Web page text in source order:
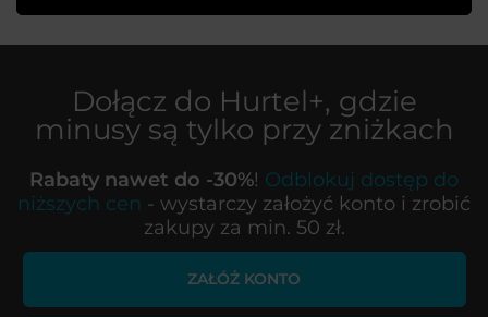
Dołącz do Hurtel+, gdzie
minusy są tylko przy zniżkach
Rabaty nawet do -30%! Odblokuj dostęp do
niższych cen - wystarczy założyć konto i zrobić
zakupy za min. 50 zł.
ZAŁÓŻ KONTO